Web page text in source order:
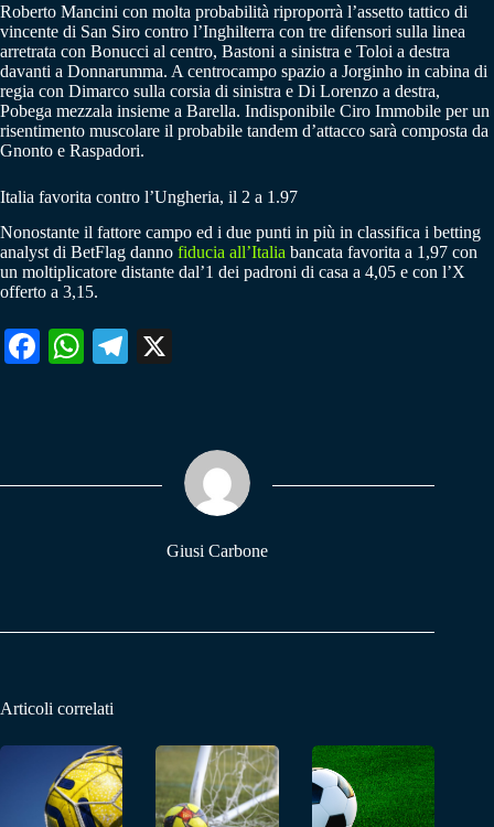
Roberto Mancini con molta probabilità riproporrà l’assetto tattico di
vincente di San Siro contro l’Inghilterra con tre difensori sulla linea
arretrata con Bonucci al centro, Bastoni a sinistra e Toloi a destra
davanti a Donnarumma. A centrocampo spazio a Jorginho in cabina di
regia con Dimarco sulla corsia di sinistra e Di Lorenzo a destra,
Pobega mezzala insieme a Barella. Indisponibile Ciro Immobile per un
risentimento muscolare il probabile tandem d’attacco sarà composta da
Gnonto e Raspadori.
Italia favorita contro l’Ungheria, il 2 a 1.97
Nonostante il fattore campo ed i due punti in più in classifica i betting
analyst di BetFlag danno fiducia all’Italia bancata favorita a 1,97 con
un moltiplicatore distante dal’1 dei padroni di casa a 4,05 e con l’X
offerto a 3,15.
Fa W
pp
Te
m
Giusi Carbone
Articoli correlati